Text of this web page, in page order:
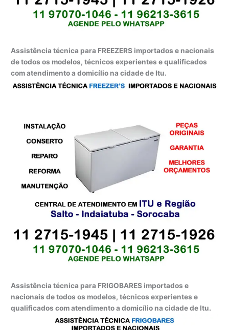
Assistência técnica para FREEZERS importados e nacionais
de todos os modelos, técnicos experientes e qualificados
com atendimento a domicílio na cidade de Itu.
Assistência técnica para FRIGOBARES importados e
nacionais de todos os modelos, técnicos experientes e
qualificados com atendimento a domicílio na cidade de Itu.